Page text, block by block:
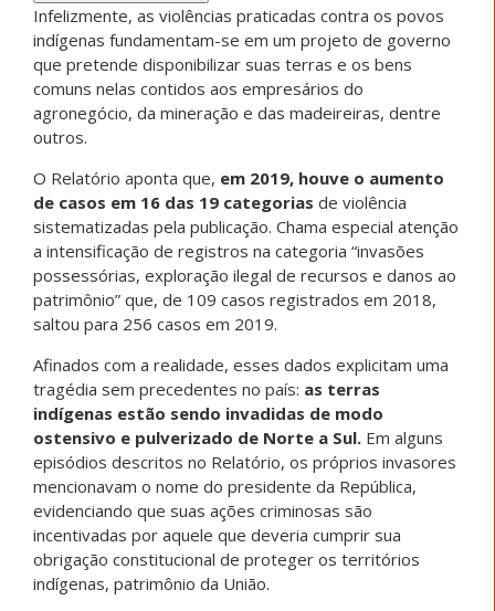
Infelizmente, as violências praticadas contra os povos
indígenas fundamentam-se em um projeto de governo
que pretende disponibilizar suas terras e os bens
comuns nelas contidos aos empresários do
agronegócio, da mineração e das madeireiras, dentre
outros.
O Relatório aponta que, em 2019, houve o aumento
de casos em 16 das 19 categorias de violência
sistematizadas pela publicação. Chama especial atenção
a intensificação de registros na categoria “invasões
possessórias, exploração ilegal de recursos e danos ao
patrimônio” que, de 109 casos registrados em 2018,
saltou para 256 casos em 2019.
Afinados com a realidade, esses dados explicitam uma
tragédia sem precedentes no país: as terras
indígenas estão sendo invadidas de modo
ostensivo e pulverizado de Norte a Sul. Em alguns
episódios descritos no Relatório, os próprios invasores
mencionavam o nome do presidente da República,
evidenciando que suas ações criminosas são
incentivadas por aquele que deveria cumprir sua
obrigação constitucional de proteger os territórios
indígenas, patrimônio da União.